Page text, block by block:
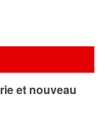
et nouveau